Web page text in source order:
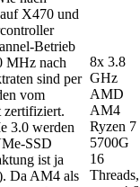
X470 und
Betrieb
MHz nach
sind per
vom
zertifiziert.
3.0 werden
SSD
ist ja
Da AM4 als
8x 3.8
GHz
AMD
AM4
Ryzen 7
5700G
16
Threads,